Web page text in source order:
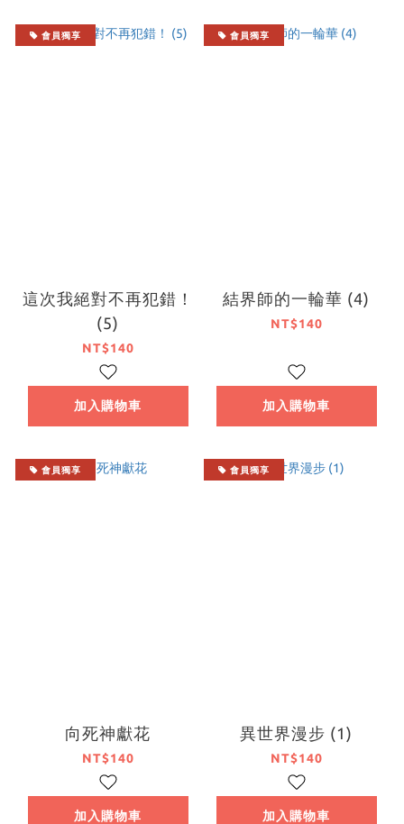
會員獨享
這次我絕對不再犯錯！
(5)
NT$140
加入購物車
會員獨享
結界師的一輪華 (4)
NT$140
加入購物車
會員獨享
向死神獻花
NT$140
加入購物車
會員獨享
異世界漫步 (1)
NT$140
加入購物車